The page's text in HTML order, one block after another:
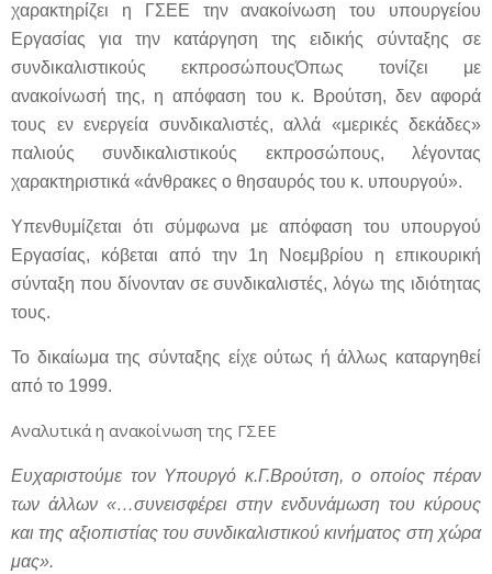
χαρακτηρίζει η ΓΣΕΕ την ανακοίνωση του υπουργείου
Εργασίας για την κατάργηση της ειδικής σύνταξης σε
συνδικαλιστικούς εκπροσώπουςΌπως τονίζει με
ανακοίνωσή της, η απόφαση του κ. Βρούτση, δεν αφορά
τους εν ενεργεία συνδικαλιστές, αλλά «μερικές δεκάδες»
παλιούς συνδικαλιστικούς εκπροσώπους, λέγοντας
χαρακτηριστικά «άνθρακες ο θησαυρός του κ. υπουργού».
Υπενθυμίζεται ότι σύμφωνα με απόφαση του υπουργού
Εργασίας, κόβεται από την 1η Νοεμβρίου η επικουρική
σύνταξη που δίνονταν σε συνδικαλιστές, λόγω της ιδιότητας
τους.
Το δικαίωμα της σύνταξης είχε ούτως ή άλλως καταργηθεί
από το 1999.
Αναλυτικά η ανακοίνωση της ΓΣΕΕ
Ευχαριστούμε τον Υπουργό κ.Γ.Βρούτση, ο οποίος πέραν
των άλλων «…συνεισφέρει στην ενδυνάμωση του κύρους
και της αξιοπιστίας του συνδικαλιστικού κινήματος στη χώρα
μας».